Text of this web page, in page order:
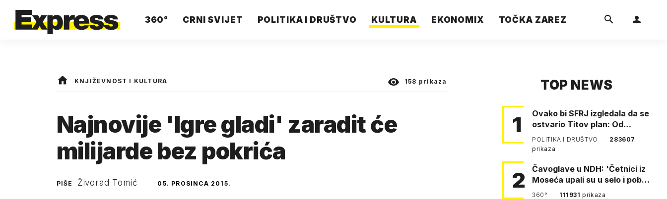
360° CRNI SVIJET POLITIKA I DRUŠTVO KULTURA EKONOMIX TOČKA ZAREZ
KNJIŽEVNOST I KULTURA 158 prikaza
Najnovije 'Igre gladi' zaradit će
milijarde bez pokrića
PIŠE Živorad Tomić 05. PROSINCA 2015.
TOP NEWS
1
Ovako bi SFRJ izgledala da se
ostvario Titov plan: Od
Klagenfurta do Istanbula!
POLITIKA I DRUŠTVO
283607
prikaza
2
Čavoglave u NDH: 'Četnici iz
Moseća upali su u selo i pobili
obitelj Perković'
360° 111931prikaza